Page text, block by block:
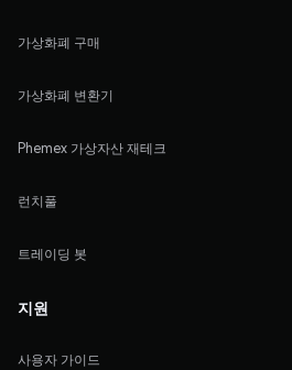
가상화폐 구매
가상화폐 변환기
Phemex 가상자산 재테크
런치풀
트레이딩 봇
지원
사용자 가이드